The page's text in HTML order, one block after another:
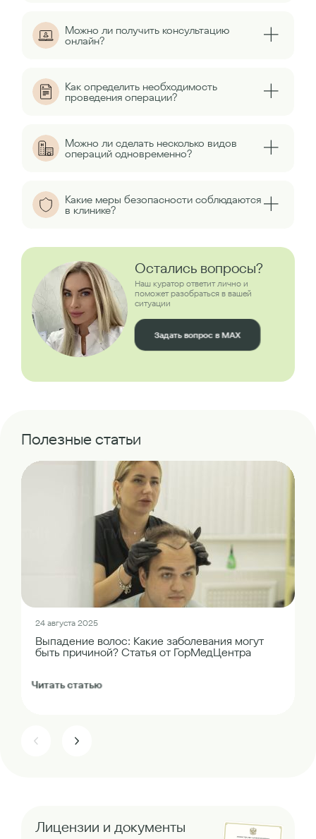
Можно ли получить консультацию
онлайн?
Как определить необходимость
проведения операции?
Можно ли сделать несколько видов
операций одновременно?
Какие меры безопасности соблюдаются
в клинике?
Остались вопросы?
Наш куратор ответит лично и
поможет разобраться в вашей
ситуации
Задать вопрос в MAX
Полезные статьи
24 августа 2025
Выпадение волос: Какие заболевания могут
быть причиной? Статья от ГорМедЦентра
Читать статью
Лицензии и документы